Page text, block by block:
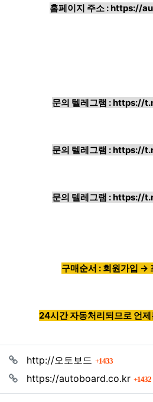
홈페이지 주소 :https://
문의 텔레그램 :https://
문의 텔레그램 :https://
문의 텔레그램 :https://
구매순서 : 회원가입 →
24시간 자동처리되므로 언
http://오토보드 1433회 연결
https://autoboard.co.kr
1432